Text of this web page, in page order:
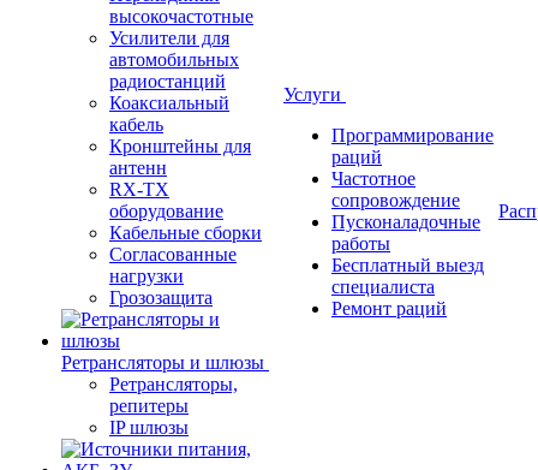
высокочастотные
Усилители для
автомобильных
радиостанций
Коаксиальный
кабель
Кронштейны для
антенн
RX-TX
оборудование
Кабельные сборки
Согласованные
нагрузки
Грозозащита
Ретрансляторы и шлюзы
Ретрансляторы,
репитеры
IP шлюзы
Услуги
Программирование
раций
Частотное
сопровождение
Пусконаладочные
работы
Бесплатный выезд
специалиста
Ремонт раций